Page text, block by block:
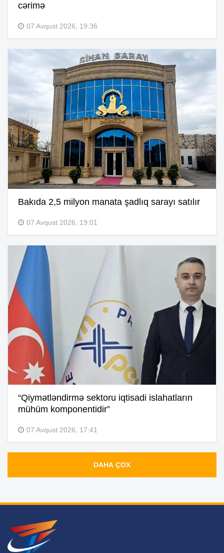
cərimə
07 Avqust 2026, 19:36
Bakıda 2,5 milyon manata şadlıq sarayı satılır
07 Avqust 2026, 19:01
“Qiymətləndirmə sektoru iqtisadi islahatların
mühüm komponentidir”
07 Avqust 2026, 17:41
DAHA ÇOX